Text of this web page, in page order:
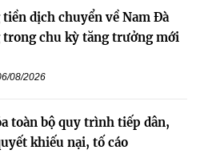
tiền dịch chuyển về Nam Đà
trong chu kỳ tăng trưởng mới
08/2026
toàn bộ quy trình tiếp dân,
khiếu nại, tố cáo